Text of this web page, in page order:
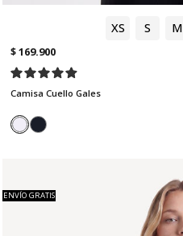
XS S M
$ 169.900
Camisa Cuello Gales
ENVÍO GRATIS